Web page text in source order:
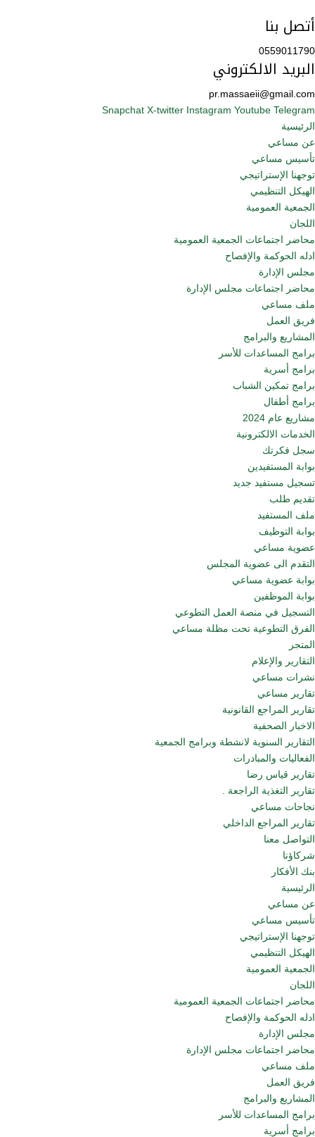
أتصل بنا
0559011790
البريد الالكتروني
pr.massaeii@gmail.com
Snapchat X-twitter Instagram Youtube Telegram
الرئيسية
عن مساعي
تأسيس مساعي
توجهنا الإستراتيجي
الهيكل التنظيمي
الجمعية العمومية
اللجان
محاضر اجتماعات الجمعية العمومية
ادله الحوكمة والإفصاح
مجلس الإدارة
محاضر اجتماعات مجلس الإدارة
ملف مساعي
فريق العمل
المشاريع والبرامج
برامج المساعدات للأسر
برامج أسرية
برامج تمكين الشباب
برامج أطفال
مشاريع عام 2024
الخدمات الالكترونية
سجل فكرتك
بوابة المستفيدين
تسجيل مستفيد جديد
تقديم طلب
ملف المستفيد
بوابة التوظيف
عضوية مساعي
التقدم الى عضوية المجلس
بوابة عضوية مساعي
بوابة الموظفين
التسجيل في منصة العمل التطوعي
الفرق التطوعية تحت مظلة مساعي
المتجر
التقارير والإعلام
نشرات مساعي
تقارير مساعي
تقارير المراجع القانونية
الاخبار الصحفية
التقارير السنوية لانشطة وبرامج الجمعية
الفعاليات والمبادرات
تقارير قياس رضا
تقارير التغذية الراجعة .
نجاحات مساعي
تقارير المراجع الداخلي
التواصل معنا
شركاؤنا
بنك الأفكار
الرئيسية
عن مساعي
تأسيس مساعي
توجهنا الإستراتيجي
الهيكل التنظيمي
الجمعية العمومية
اللجان
محاضر اجتماعات الجمعية العمومية
ادله الحوكمة والإفصاح
مجلس الإدارة
محاضر اجتماعات مجلس الإدارة
ملف مساعي
فريق العمل
المشاريع والبرامج
برامج المساعدات للأسر
برامج أسرية